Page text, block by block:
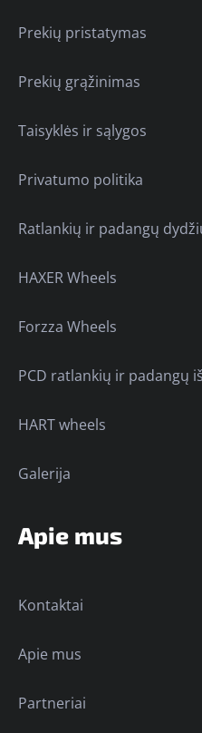
Prekių pristatymas
Prekių grąžinimas
Taisyklės ir sąlygos
Privatumo politika
Ratlankių ir padangų
HAXER Wheels
Forzza Wheels
PCD ratlankių ir padangų
HART wheels
Galerija
Apie mus
Kontaktai
Apie mus
Partneriai